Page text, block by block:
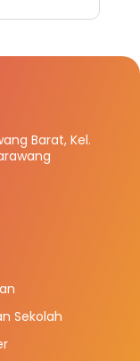
Barat, Kel.
Sekolah